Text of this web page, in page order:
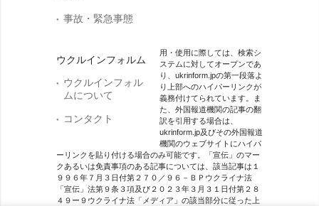
事故・緊急事態
ウクルインフォルム
ウクルインフォル
ムについて
コンタクト
用・使用に際しては、検索シ
ステムに対してオープンであ
り、ukrinform.jpの第一段落よ
り上部へのハイパーリンクが
義務付けてられています。ま
た、外国報道機関の記事の翻
訳を引用する場合は、
ukrinform.jp及びその外国報道
機関のウェブサイトにハイパ
ーリンクを貼り付ける場合のみ可能です。「宣伝」のマー
クあるいは免責事項のある記事については、該当記事は１
９９６年７月３日付第２７０／９６－ＢＰウクライナ法
「宣伝」法第９条３項及び２０２３年３月３１日付第２８
４９ー９ウクライナ法「メディア」の該当部分に従った上